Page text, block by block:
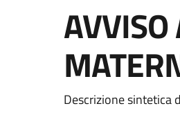
AVVISO
Dettagli
Descrizione sintetica